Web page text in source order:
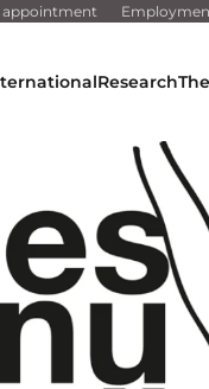
appointment
Research